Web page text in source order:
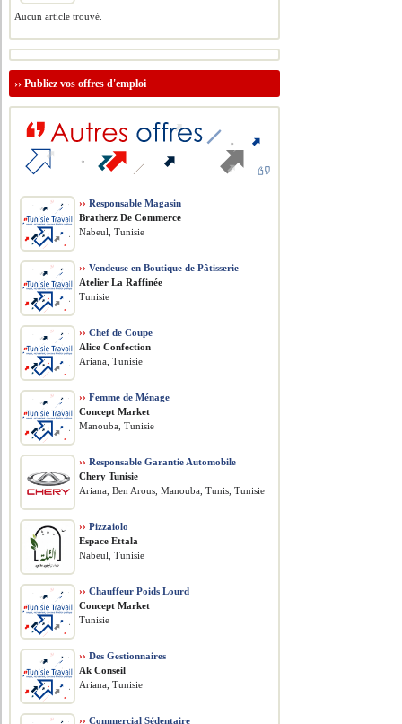
Aucun article trouvé.
››Publiez vos offres d'emploi
›› Responsable Magasin
Bratherz De Commerce
Nabeul, Tunisie
›› Vendeuse en Boutique de Pâtisserie
Atelier La Raffinée
Tunisie
›› Chef de Coupe
Alice Confection
Ariana, Tunisie
›› Femme de Ménage
Concept Market
Manouba, Tunisie
›› Responsable Garantie Automobile
Chery Tunisie
Ariana, Ben Arous, Manouba, Tunis, Tunisie
›› Pizzaiolo
Espace Ettala
Nabeul, Tunisie
›› Chauffeur Poids Lourd
Concept Market
Tunisie
›› Des Gestionnaires
Ak Conseil
Ariana, Tunisie
›› Commercial Sédentaire